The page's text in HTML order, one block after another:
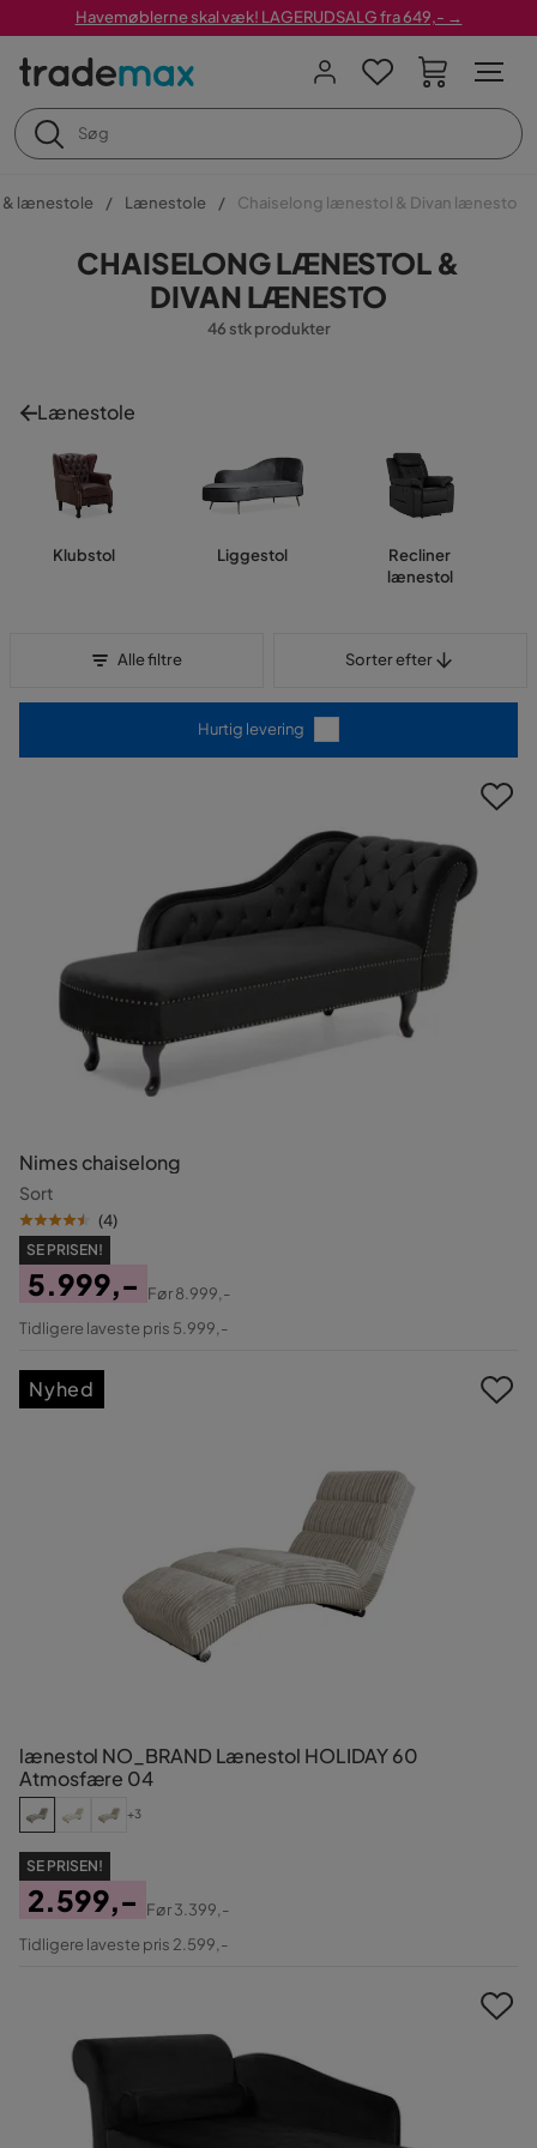
Havemøblerne skal væk! LAGERUDSALG fra 649,- →
& lænestole Lænestole Chaiselong lænestol & Divan lænesto
CHAISELONG LÆNESTOL &
DIVAN LÆNESTO
46 stk produkter
Lænestole
Klubstol Liggestol
Recliner
lænestol
Alle filtre Sorter efter
Hurtig levering
Nimes chaiselong
Sort
(4)
SE PRISEN!
Pris
5.999,-
Original
Før8.999,-
Tidligere laveste pris 5.999,-
lænestol NO_BRAND Lænestol HOLIDAY 60
Atmosfære 04
+3
SE PRISEN!
Pris
2.599,-
Original
Før3.399,-
Tidligere laveste pris 2.599,-
Nyhed